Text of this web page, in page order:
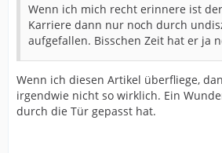
Wenn ich mich recht erinnere ist
Karriere dann nur noch durch
aufgefallen. Bisschen Zeit hat er ja
Wenn ich diesen Artikel überfliege,
irgendwie nicht so wirklich. Ein
durch die Tür gepasst hat.